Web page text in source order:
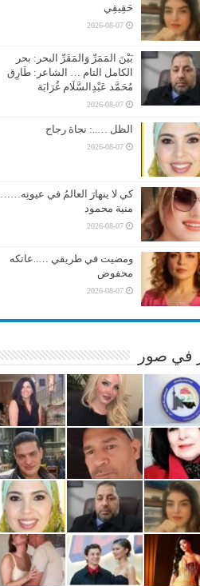
حَقِيقِي
2026-08-07
بَيْنَ المَمَرِّ وَالمَقَرِّ البحر: بحر
الكامل التام … الشاعر: طَارِق
مُحَمَّد عَبْدِالسَّلَام غُرَابَة
2026-08-07
الظل …..: نجاة رجاح
2026-08-07
كي لا ينهارَ العالمُ في عيونِه……
منية محمود
2026-08-07
ومضيت في طريقي …..عاتكه
محفوض
2026-08-07
في صور